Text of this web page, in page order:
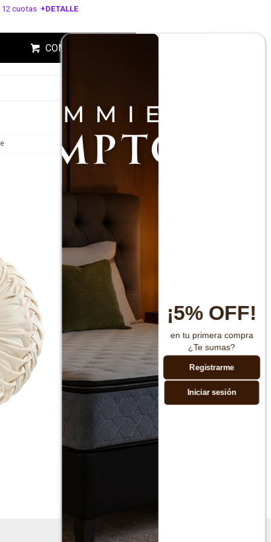
12 cuotas +DETALLE
COMPRAR
Almohadon Texas 50x50 cm
$ 1.595
¡5% OFF!
en tu primera compra
¿Te sumas?
Registrarme
Iniciar sesión